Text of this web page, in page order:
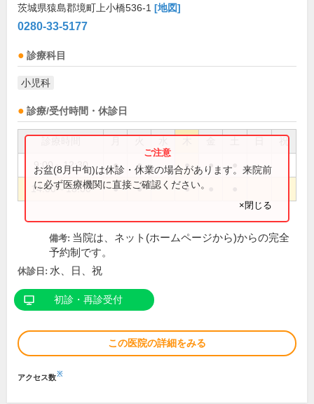
茨城県猿島郡境町上小橋536-1 [地図]
0280-33-5177
診療科目
小児科
診療/受付時間・休診日
祝
9:00～12:30 ● ● ● ●
14:00～18:00 ● ● ●
お盆(8月中旬)は休診・休業の場合があります。来院前
に必ず医療機関に直接ご確認ください。
×閉じる
備考: 当院は、ネット(ホームページから)からの完全
予約制です。
休診日: 水、日、祝
初診・再診受付
この医院の詳細をみる
アクセス数※